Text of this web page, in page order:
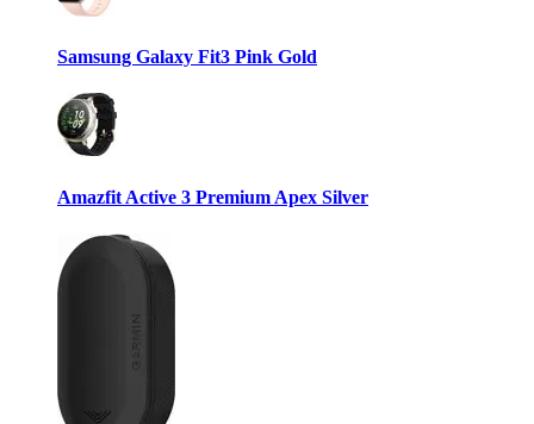
Samsung Galaxy Fit3 Pink Gold
Amazfit Active 3 Premium Apex Silver